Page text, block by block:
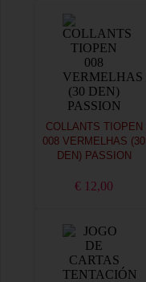
COLLANTS TIOPEN
008 VERMELHAS (30
DEN) PASSION
€ 12,00